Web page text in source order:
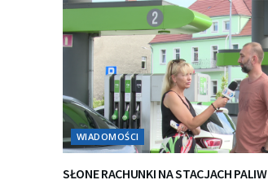
WIADOMOŚCI
SŁONE RACHUNKI NA STACJACH PALIW